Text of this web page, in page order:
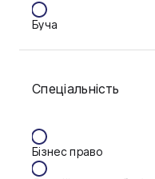
Буча
Васильків
Дніпро
Спеціальність
Бізнес право